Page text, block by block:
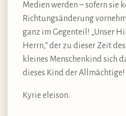
Medien werden – sofern sie
Richtungsänderung
ganz im Gegenteil! „Unser
Herrn,“ der zu dieser Zeit
kleines Menschenkind sich
dieses Kind der Allmächtige!
Kyrie eleison.